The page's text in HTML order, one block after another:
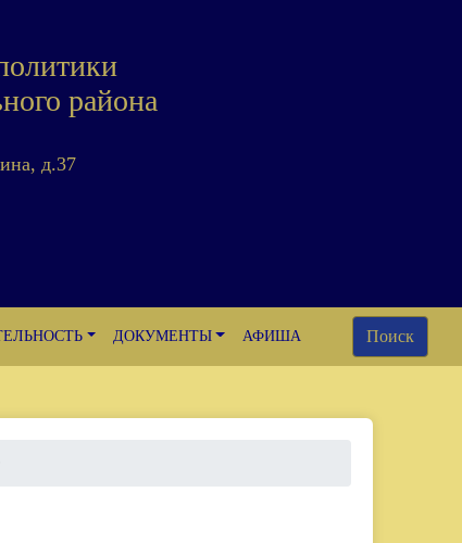
района
д.37
ДОКУМЕНТЫ АФИША Поиск